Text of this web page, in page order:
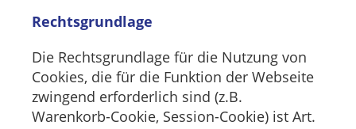
Rechtsgrundlage
Die Rechtsgrundlage für die Nutzung von
Cookies, die für die Funktion der Webseite
zwingend erforderlich sind (z.B.
Warenkorb-Cookie, Session-Cookie) ist Art.